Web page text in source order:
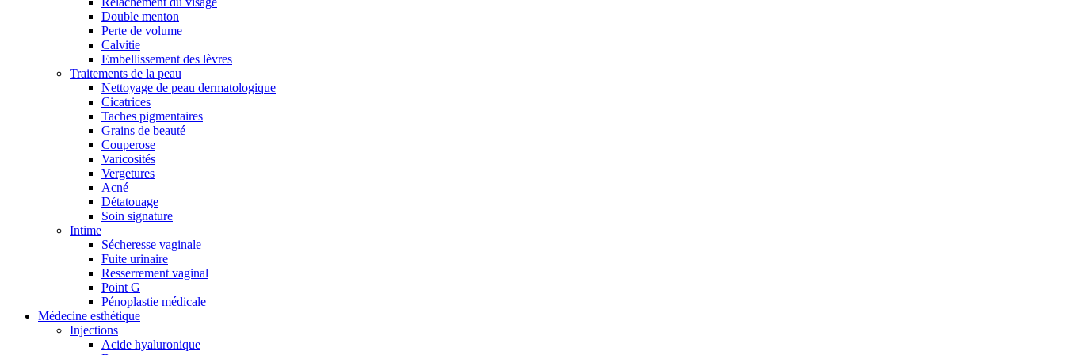
Double menton
Perte de volume
Calvitie
Embellissement des lèvres
Traitements de la peau
Nettoyage de peau dermatologique
Cicatrices
Taches pigmentaires
Grains de beauté
Couperose
Varicosités
Vergetures
Acné
Détatouage
Soin signature
Intime
Sécheresse vaginale
Fuite urinaire
Resserrement vaginal
Point G
Pénoplastie médicale
Médecine esthétique
Injections
Acide hyaluronique